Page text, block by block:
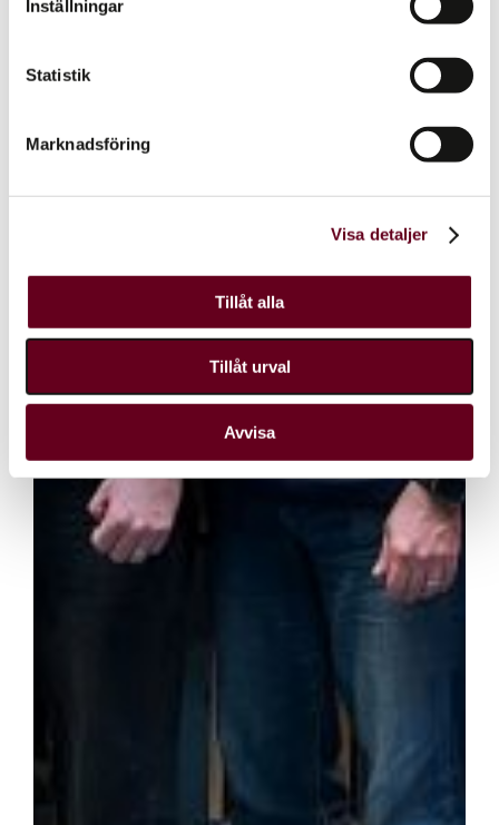
Inställningar
Statistik
Marknadsföring
Visa detaljer
Tillåt alla
Tillåt urval
Avvisa